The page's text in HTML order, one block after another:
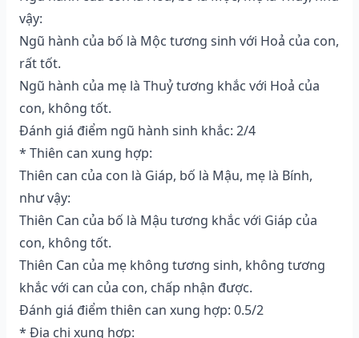
vậy:
Ngũ hành của bố là Mộc tương sinh với Hoả của con,
rất tốt.
Ngũ hành của mẹ là Thuỷ tương khắc với Hoả của
con, không tốt.
Đánh giá điểm ngũ hành sinh khắc: 2/4
* Thiên can xung hợp:
Thiên can của con là Giáp, bố là Mậu, mẹ là Bính,
như vậy:
Thiên Can của bố là Mậu tương khắc với Giáp của
con, không tốt.
Thiên Can của mẹ không tương sinh, không tương
khắc với can của con, chấp nhận được.
Đánh giá điểm thiên can xung hợp: 0.5/2
* Địa chi xung hợp: